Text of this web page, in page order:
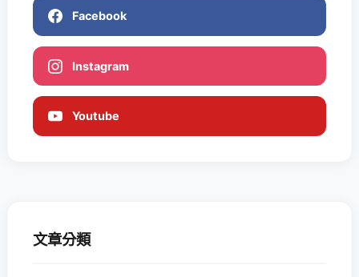
Facebook
Instagram
Youtube
文章分類